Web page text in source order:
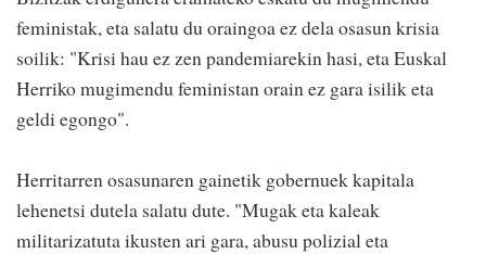
feministak, eta salatu du oraingoa ez dela osasun krisia
soilik: "Krisi hau ez zen pandemiarekin hasi, eta Euskal
Herriko mugimendu feministan orain ez gara isilik eta
geldi egongo".
Herritarren osasunaren gainetik gobernuek kapitala
lehenetsi dutela salatu dute. "Mugak eta kaleak
militarizatuta ikusten ari gara, abusu polizial eta